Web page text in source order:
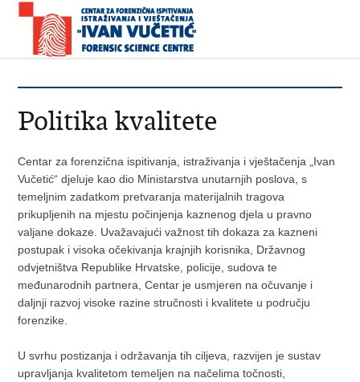
Politika kvalitete
Centar za forenzična ispitivanja, istraživanja i vještačenja „Ivan
Vučetić“ djeluje kao dio Ministarstva unutarnjih poslova, s
temeljnim zadatkom pretvaranja materijalnih tragova
prikupljenih na mjestu počinjenja kaznenog djela u pravno
valjane dokaze. Uvažavajući važnost tih dokaza za kazneni
postupak i visoka očekivanja krajnjih korisnika, Državnog
odvjetništva Republike Hrvatske, policije, sudova te
međunarodnih partnera, Centar je usmjeren na očuvanje i
daljnji razvoj visoke razine stručnosti i kvalitete u području
forenzike.
U svrhu postizanja i održavanja tih ciljeva, razvijen je sustav
upravljanja kvalitetom temeljen na načelima točnosti,